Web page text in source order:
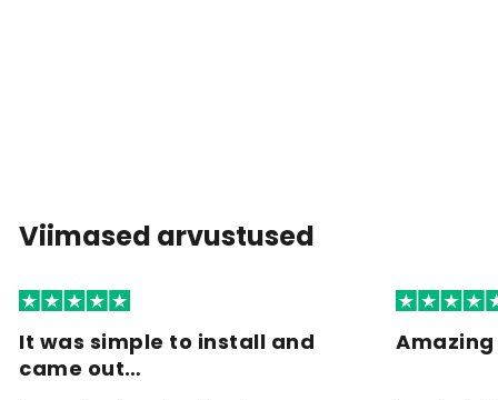
Viimased arvustused
It was simple to install and
came out…